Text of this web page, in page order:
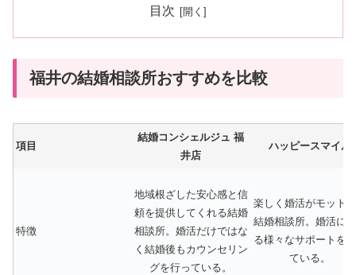
目次
福井の結婚相談所おすすめを比較
項目
結婚コンシェルジュ 福
井店
ハッピースマイル
特徴
地域根ざした安心感と信
頼を提供してくれる結婚
相談所。婚活だけではな
く結婚後もカウンセリン
グを行っている。
楽しく婚活がモット
結婚相談所。婚活に
る様々なサポートを
ている。